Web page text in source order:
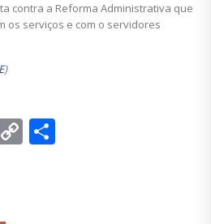
contra a Reforma Administrativa que
os serviços e com o servidores
)
Copy